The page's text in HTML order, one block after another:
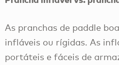
As pranchas de paddle
infláveis ou rígidas. As
portáteis e fáceis de